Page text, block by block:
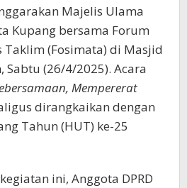
Majelis Ulama
Kupang bersama Forum
(Fosimata) di Masjid
Sabtu (26/4/2025). Acara
Mempererat
dirangkaikan dengan
Tahun (HUT) ke-25
ini, Anggota DPRD